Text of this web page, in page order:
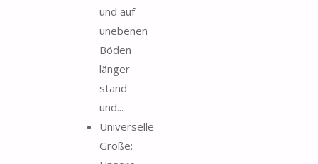
und auf
unebenen
Böden
länger
stand
und...
Universelle
Größe: